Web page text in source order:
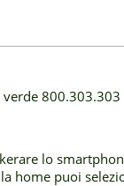
lo
home puoi